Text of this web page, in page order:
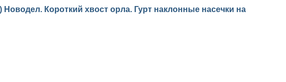
Короткий хвост орла. Гурт наклонные насечки на